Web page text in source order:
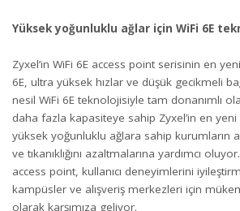
Yüksek yoğunluklu ağlar için WiFi 6E
Zyxel’in WiFi 6E access point serisinin en
6E, ultra yüksek hızlar ve düşük gecikmeli
nesil WiFi 6E teknolojisiyle tam donanımlı
daha fazla kapasiteye sahip Zyxel’in en
yüksek yoğunluklu ağlara sahip kurumların
ve tıkanıklığını azaltmalarına yardımcı
access point, kullanıcı deneyimlerini
kampüsler ve alışveriş merkezleri için
olarak karşımıza geliyor.